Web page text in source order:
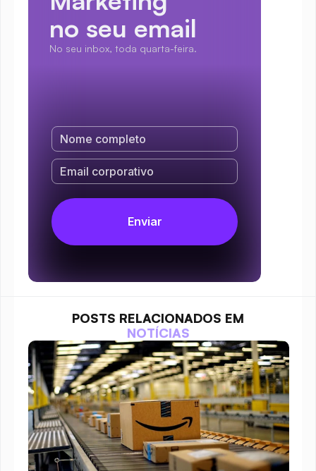
no seu email
No seu inbox, toda quarta-feira.
POSTS RELACIONADOS EM
NOTÍCIAS